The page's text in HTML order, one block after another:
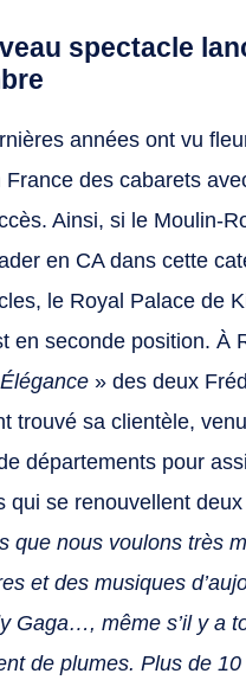
spectacle
années ont vu
France des cabarets
Ainsi, si le Moulin-
en CA dans cette
le Royal Palace de
en seconde position. À
Élégance » des deux
trouvé sa clientèle,
départements pour
qui se renouvellent
que nous voulons très
et des musiques
Gaga…, même s’il y a
de plumes. Plus de